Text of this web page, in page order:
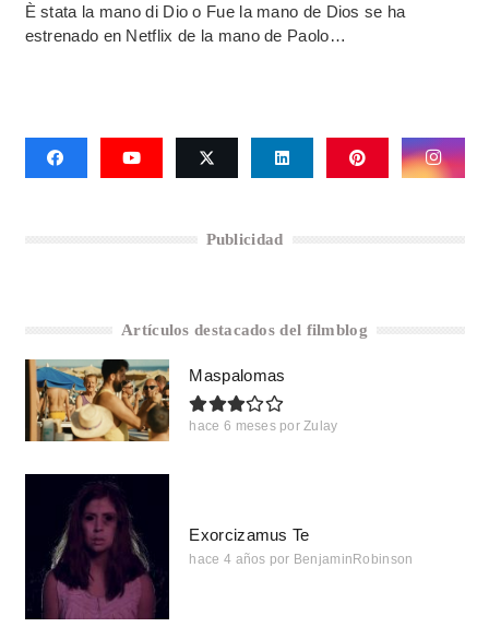
È stata la mano di Dio o Fue la mano de Dios se ha
estrenado en Netflix de la mano de Paolo…
Publicidad
Artículos destacados del filmblog
Maspalomas
hace 6 meses por Zulay
Exorcizamus Te
hace 4 años por BenjaminRobinson